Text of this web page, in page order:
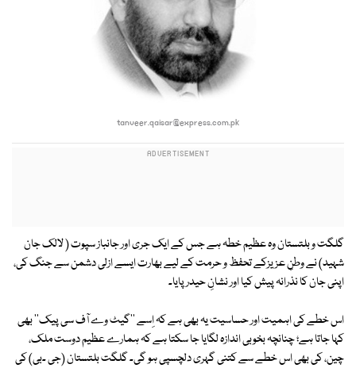
tanveer.qaisar@express.com.pk
گلگت و بلتستان وہ عظیم خطہ ہے جس کے ایک جری اور جانباز سپوت ( لالک جان
شہید) نے وطنِ عزیزکے تحفظ و حرمت کے لیے بھارت ایسے ازلی دشمن سے جنگ کی،
اپنی جان کا نذرانہ پیش کیا اور نشانِ حیدر پایا۔
اس خطے کی اہمیت اور حساسیت یہ بھی ہے کہ اِسے ''گیٹ وے آف سی پیک'' بھی
کہا جاتا ہے؛ چنانچہ بخوبی اندازہ لگایا جا سکتا ہے کہ ہمارے عظیم دوست ملک،
چین، کی بھی اس خطے سے کتنی گہری دلچسپی ہو گی۔ گلگت بلتستان (جی ۔بی) کی